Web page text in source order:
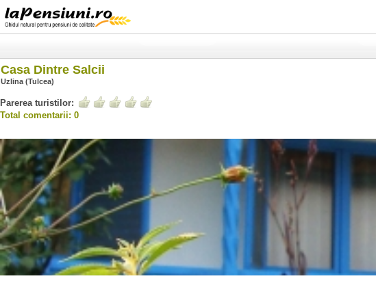
Casa Dintre Salcii
Uzlina (Tulcea)
Parerea turistilor:
Total comentarii: 0